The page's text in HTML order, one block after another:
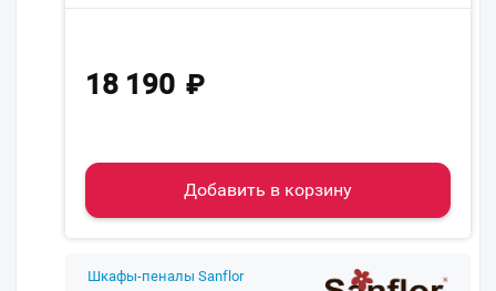
18 190 ₽
Добавить в корзину
Шкафы-пеналы Sanflor